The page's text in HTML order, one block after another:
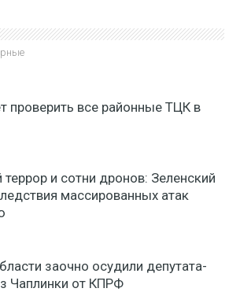
проверить все районные ТЦК в
террор и сотни дронов: Зеленский
массированных атак
заочно осудили депутата-
Чаплинки от КПРФ